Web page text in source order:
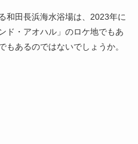
和田長浜海水浴場は、2023年に
ド・アオハル」のロケ地でもあ
もあるのではないでしょうか。